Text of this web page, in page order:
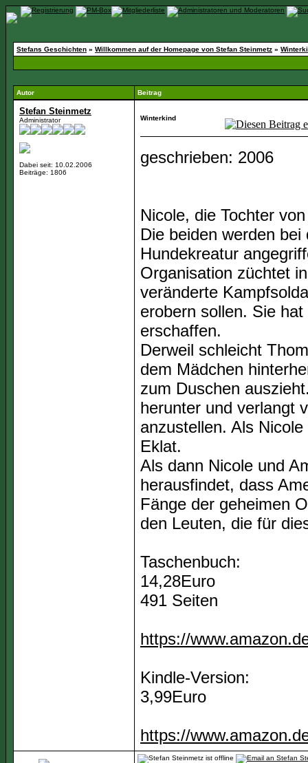
Stefans Geschichten » Willkommen auf der Homepage von Stefan Steinmetz »
Autor Beitrag
Stefan Steinmetz
Administrator
Dabei seit: 10.02.2006
Beiträge: 1806
Winterkind
geschrieben: 2006
Nicole, die Tochter
Die beiden werden
Hundekreatur
Organisation züchtet
veränderte
erobern sollen. Sie
erschaffen.
Derweil schleicht
dem Mädchen
zum Duschen
herunter und verlangt
anzustellen. Als
Eklat.
Als dann Nicole und
herausfindet, dass
Fänge der geheimen
den Leuten, die für
Taschenbuch:
14,28Euro
491 Seiten
https://
Kindle-Version:
3,99Euro
https://